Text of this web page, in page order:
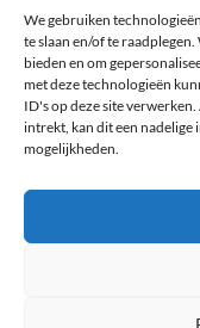
We gebruiken
te slaan en/of te
bieden en om
met deze technologieën
ID's op deze site
intrekt, kan dit een nadelige
mogelijkheden.
Gegevens
Postbus 5020,